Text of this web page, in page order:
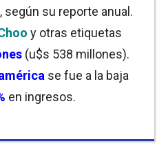
según su reporte anual.
y otras etiquetas
(u$s 538 millones).
se fue a la baja
en ingresos.